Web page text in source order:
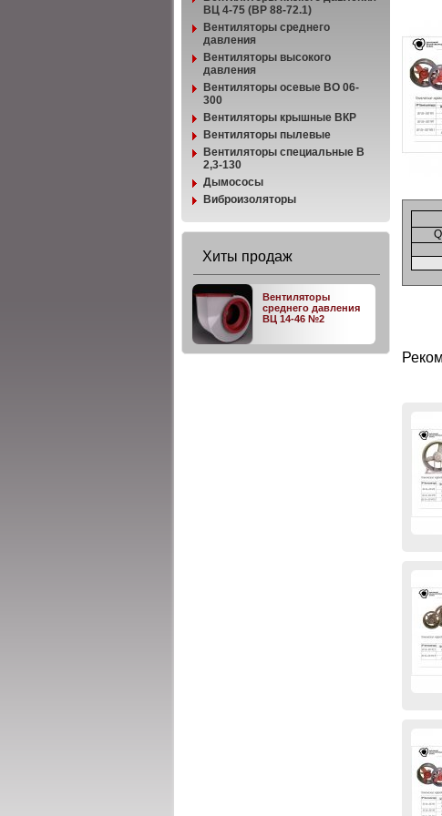
Q
ВЦ 4-75 (ВР 88-72.1)
Вентиляторы среднего
давления
Вентиляторы высокого
давления
Вентиляторы осевые ВО 06-
300
Вентиляторы крышные ВКР
Вентиляторы пылевые
Вентиляторы специальные В
2,3-130
Дымососы
Виброизоляторы
Хиты продаж
Вентиляторы
среднего давления
ВЦ 14-46 №2